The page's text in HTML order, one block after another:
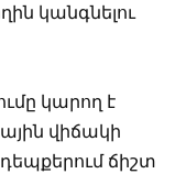
կանգնելու
կարող է
վիճակի
ճիշտ